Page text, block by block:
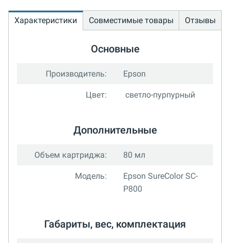
Характеристики Совместимые товары Отзывы
Основные
Производитель: Epson
Цвет: светло-пурпурный
Дополнительные
Объем картриджа: 80 мл
Модель:
Epson SureColor SC-
P800
Габариты, вес, комплектация